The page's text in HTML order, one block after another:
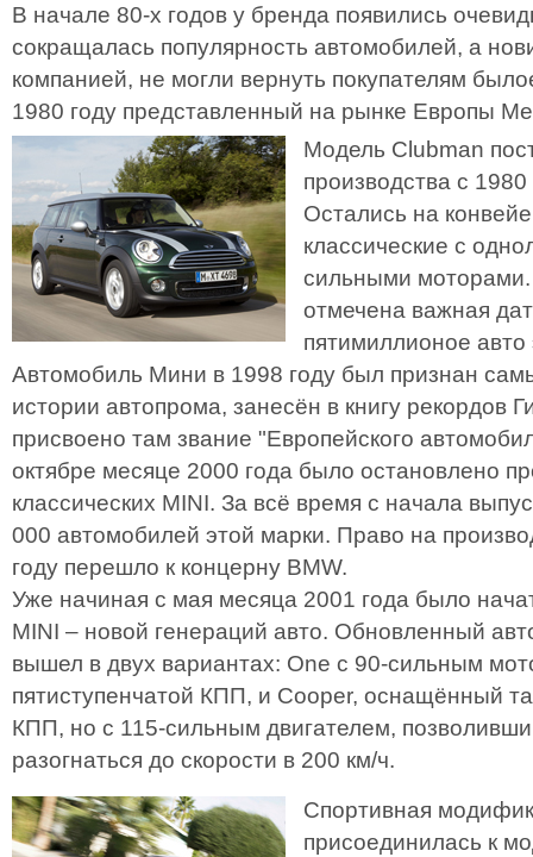
В начале 80-х годов у бренда появились
сокращалась популярность автомобилей, а
компанией, не могли вернуть покупателям
1980 году представленный на рынке Европы
Модель Clubman
производства с
Остались на
классические с
сильными
отмечена важная
пятимиллионое авто
Автомобиль Мини в 1998 году был признан
истории автопрома, занесён в книгу рекордов
присвоено там звание "Европейского
октябре месяце 2000 года было остановлено
классических MINI. За всё время с начала
000 автомобилей этой марки. Право на
году перешло к концерну BMW.
Уже начиная с мая месяца 2001 года было
MINI – новой генераций авто. Обновленный
вышел в двух вариантах: One с 90-сильным
пятиступенчатой КПП, и Cooper, оснащённый
КПП, но с 115-сильным двигателем,
разогнаться до скорости в 200 км/ч.
Спортивная
присоединилась к